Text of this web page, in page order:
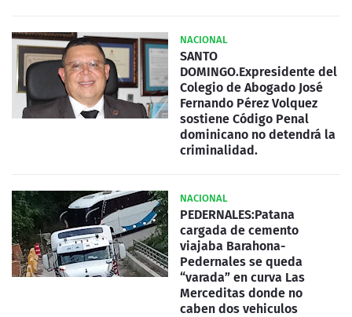
NACIONAL
SANTO
DOMINGO.Expresidente del
Colegio de Abogado José
Fernando Pérez Volquez
sostiene Código Penal
dominicano no detendrá la
criminalidad.
NACIONAL
PEDERNALES:Patana
cargada de cemento
viajaba Barahona-
Pedernales se queda
“varada” en curva Las
Merceditas donde no
caben dos vehiculos